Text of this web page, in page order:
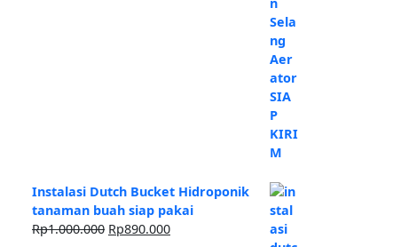
Instalasi Dutch Bucket Hidroponik
tanaman buah siap pakai
Rp1.000.000 Harga
Rp890.000Harga